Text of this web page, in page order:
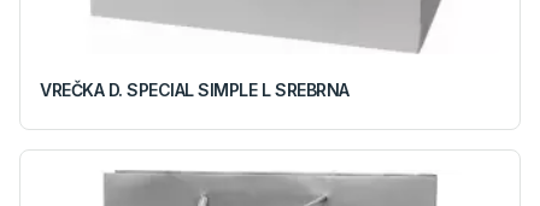
VREČKA D. SPECIAL SIMPLE L SREBRNA